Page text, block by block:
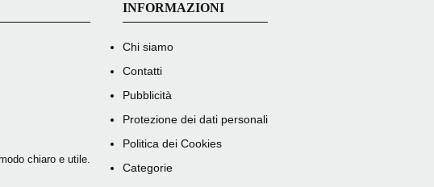
chiaro e utile.
INFORMAZIONI
Chi siamo
Contatti
Pubblicità
Protezione dei dati personali
Politica dei Cookies
Categorie